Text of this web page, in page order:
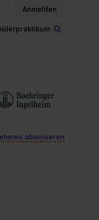
Anmelden
abonnieren